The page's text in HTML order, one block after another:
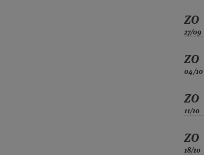
ZO
27/09
ZO
04/10
ZO
11/10
ZO
18/10